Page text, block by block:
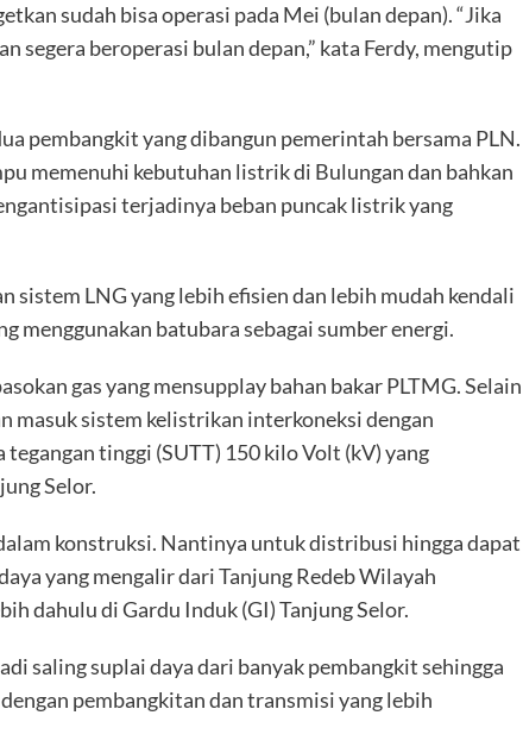
sudah bisa operasi pada Mei (bulan depan). “Jika
segera beroperasi bulan depan,” kata Ferdy, mengutip
pembangkit yang dibangun pemerintah bersama PLN.
memenuhi kebutuhan listrik di Bulungan dan bahkan
terjadinya beban puncak listrik yang
sistem LNG yang lebih efisien dan lebih mudah kendali
menggunakan batubara sebagai sumber energi.
gas yang mensupplay bahan bakar PLTMG. Selain
masuk sistem kelistrikan interkoneksi dengan
tinggi (SUTT) 150 kilo Volt (kV) yang
Selor.
konstruksi. Nantinya untuk distribusi hingga dapat
yang mengalir dari Tanjung Redeb Wilayah
dahulu di Gardu Induk (GI) Tanjung Selor.
saling suplai daya dari banyak pembangkit sehingga
pembangkitan dan transmisi yang lebih